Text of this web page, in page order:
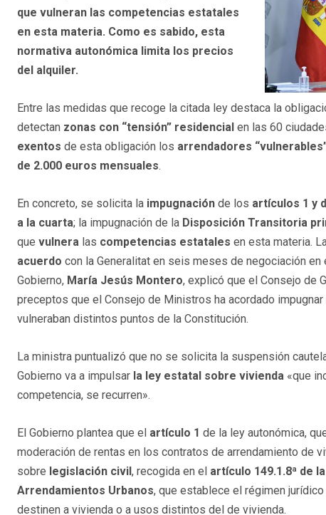
que vulneran las competencias estatales
en esta materia. Como es sabido, esta
normativa autonómica limita los precios
del alquiler.
Entre las medidas que recoge la citada ley destaca la
detectan zonas con “tensión” residencial en las 60
exentos de esta obligación los arrendadores
de 2.000 euros mensuales.
En concreto, se solicita la impugnación de los artículos 1 y
a la cuarta; la impugnación de la Disposición Transitoria
que vulnera las competencias estatales en esta materia.
acuerdo con la Generalitat en seis meses de negociación en
Gobierno, María Jesús Montero, explicó que el Consejo de
preceptos que el Consejo de Ministros ha acordado
vulneraban distintos puntos de la Constitución.
La ministra puntualizó que no se solicita la suspensión
Gobierno va a impulsar la ley estatal sobre vivienda «que
competencia, se recurren».
El Gobierno plantea que el artículo 1 de la ley autonómica,
moderación de rentas en los contratos de arrendamiento de
sobre legislación civil , recogida en el artículo 149.1.8ª de
Arrendamientos Urbanos, que establece el régimen
destinen a vivienda o a usos distintos del de vivienda.